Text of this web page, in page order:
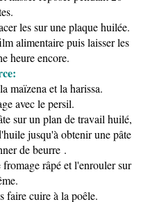
les sur une plaque huilée.
alimentaire puis laisser les
heure encore.
maïzena et la harissa.
avec le persil.
sur un plan de travail huilé,
jusqu'à obtenir une pâte
de beurre .
râpé et l'enrouler sur
faire cuire à la poêle.